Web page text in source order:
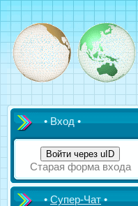
• Вход •
Войти через uID
Старая форма входа
•Супер-Чат•